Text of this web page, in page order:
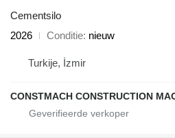
Cementsilo
2026
Conditie nieuw
Turkije, İzmir
CONSTMACH CONSTRUCTION